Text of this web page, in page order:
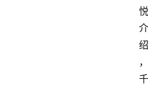
悦
介
绍
，
千